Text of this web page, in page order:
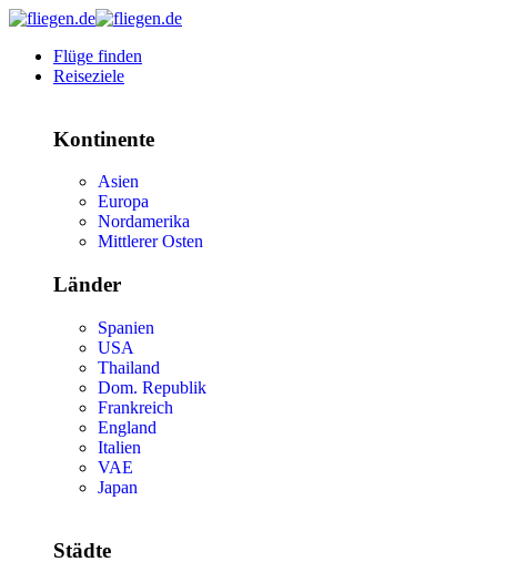
Flüge finden
Reiseziele
Kontinente
Asien
Europa
Nordamerika
Mittlerer Osten
Länder
Spanien
USA
Thailand
Dom. Republik
Frankreich
England
Italien
VAE
Japan
Städte